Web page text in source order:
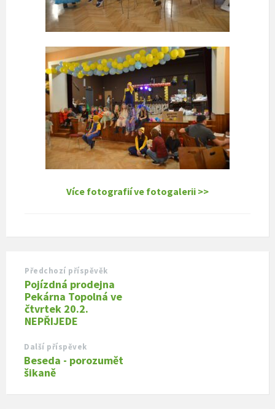
Více fotografií ve fotogalerii >>
Předchozí příspěvěk
Pojízdná prodejna
Pekárna Topolná ve
čtvrtek 20.2.
NEPŘIJEDE
Další příspěvek
Beseda - porozumět
šikaně